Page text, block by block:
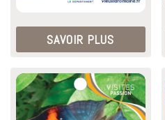
SAVOIR PLUS